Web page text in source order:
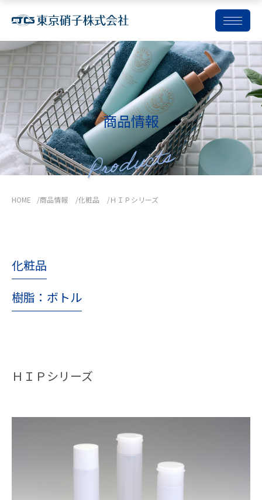
コ
テ
ン
ツ
を
ス
キ
商品情報
HOME 商品情報 化粧品 ＨＩＰシリーズ
化粧品
樹脂：ボトル
ＨＩＰシリーズ